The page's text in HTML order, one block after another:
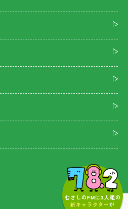
むさしのFMに3人組の
新キャラクターが